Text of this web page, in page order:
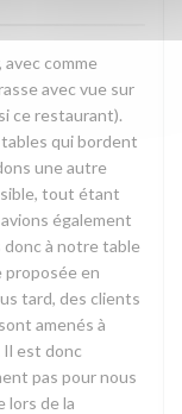
comme
avec vue sur
ce restaurant).
qui bordent
une autre
tout étant
également
donc à notre table
proposée en
tard, des clients
amenés à
Il est donc
pas pour nous
lors de la